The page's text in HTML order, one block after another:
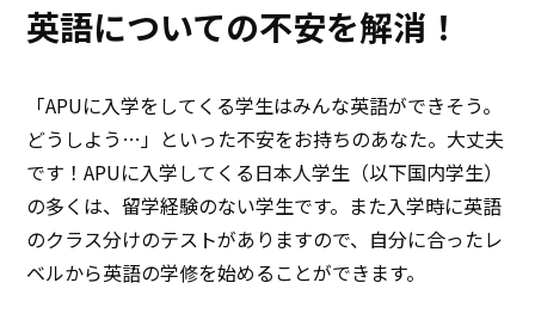
英語についての不安を解消！
「APUに入学をしてくる学生はみんな英語ができそう。
どうしよう…」といった不安をお持ちのあなた。大丈夫
です！APUに入学してくる日本人学生（以下国内学生）
の多くは、留学経験のない学生です。また入学時に英語
のクラス分けのテストがありますので、自分に合ったレ
ベルから英語の学修を始めることができます。